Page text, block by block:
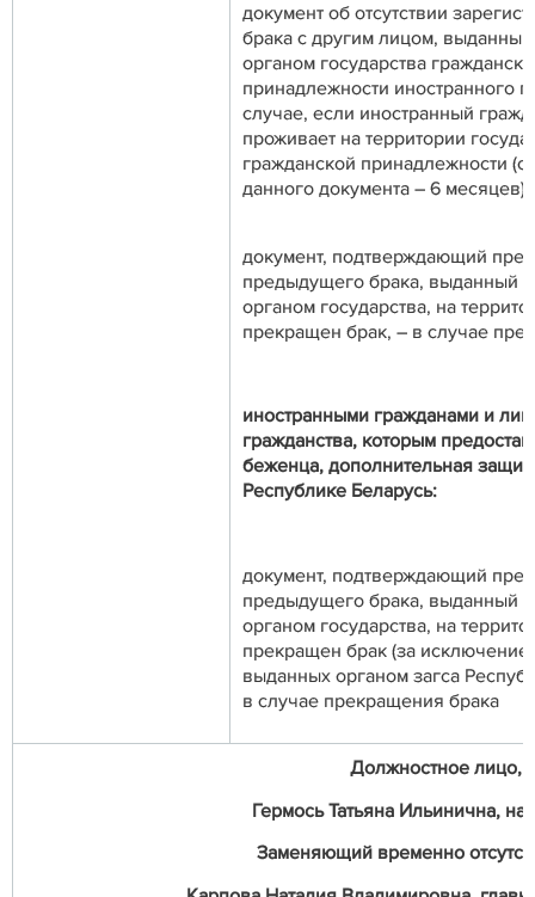
документ об отсутствии
брака с другим лицом,
органом государства
принадлежности иностранного
случае, если иностранный
проживает на территории
гражданской принадлежности
данного документа – 6 месяцев)
документ, подтверждающий
предыдущего брака, выданный
органом государства, на
прекращен брак, – в случае
иностранными гражданами и
гражданства, которым
беженца, дополнительная
Республике Беларусь:
документ, подтверждающий
предыдущего брака, выданный
органом государства, на
прекращен брак (за
выданных органом загса
в случае прекращения брака
Должностное лицо,
Гермось Татьяна Ильинична,
Заменяющий временно